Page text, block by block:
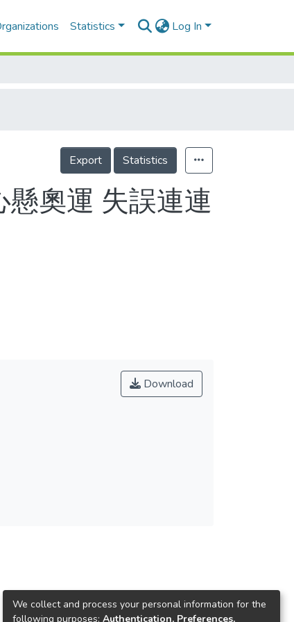
Statistics Log In
Export Statistics
奧運 失誤連連
Download
We collect and process your personal information for the
following purposes: Authentication, Preferences,